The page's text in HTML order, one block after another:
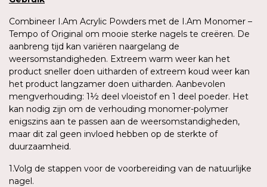
Combineer I.Am Acrylic Powders met de I.Am Monomer –
Tempo of Original om mooie sterke nagels te creëren. De
aanbreng tijd kan variëren naargelang de
weersomstandigheden. Extreem warm weer kan het
product sneller doen uitharden of extreem koud weer kan
het product langzamer doen uitharden. Aanbevolen
mengverhouding: 1½ deel vloeistof en 1 deel poeder. Het
kan nodig zijn om de verhouding monomer-polymer
enigszins aan te passen aan de weersomstandigheden,
maar dit zal geen invloed hebben op de sterkte of
duurzaamheid.
1.Volg de stappen voor de voorbereiding van de natuurlijke
nagel.